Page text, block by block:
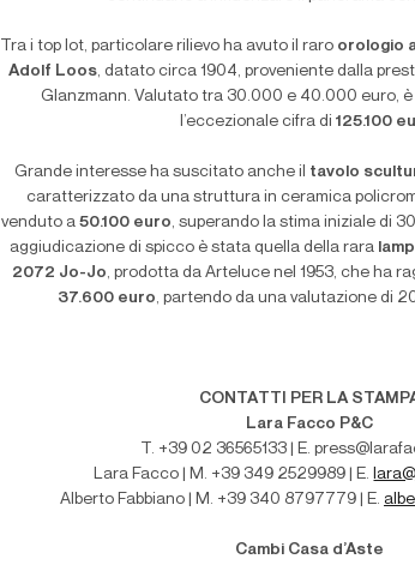
Tra i top lot, particolare rilievo ha avuto il raro orologio
Adolf Loos, datato circa 1904, proveniente dalla
Glanzmann. Valutato tra 30.000 e 40.000 euro,
l’eccezionale cifra di125.100
Grande interesse ha suscitato anche il tavolo
caratterizzato da una struttura in ceramica
venduto a 50.100 euro, superando la stima iniziale di
aggiudicazione di spicco è stata quella della rara
2072 Jo-Jo, prodotta da Arteluce nel 1953, che ha
37.600 euro, partendo da una valutazione di
CONTATTI PER LA
Lara Facco P&C
T. +39 02 36565133 | E.
Lara Facco | M. +39 349 2529989 | E.
Alberto Fabbiano | M. +39 340 8797779 | E.
Cambi Casa d’Aste